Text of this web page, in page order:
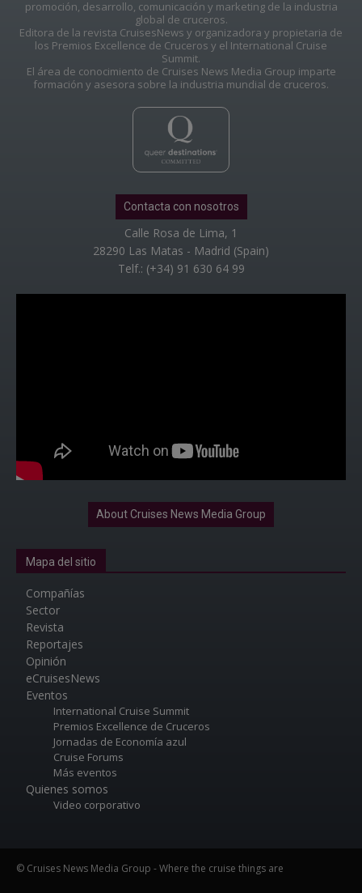
promoción, desarrollo, comunicación y marketing de la industria
global de cruceros.
Editora de la revista CruisesNews y organizadora y propietaria de
los Premios Excellence de Cruceros y el International Cruise
Summit.
El área de conocimiento de Cruises News Media Group imparte
formación y asesora sobre la industria mundial de cruceros.
Contacta con nosotros
Calle Rosa de Lima, 1
28290 Las Matas - Madrid (Spain)
Telf.: (+34) 91 630 64 99
About Cruises News Media Group
Mapa del sitio
Compañías
Sector
Revista
Reportajes
Opinión
eCruisesNews
Eventos
International Cruise Summit
Premios Excellence de Cruceros
Jornadas de Economía azul
Cruise Forums
Más eventos
Quienes somos
Video corporativo
© Cruises News Media Group - Where the cruise things are